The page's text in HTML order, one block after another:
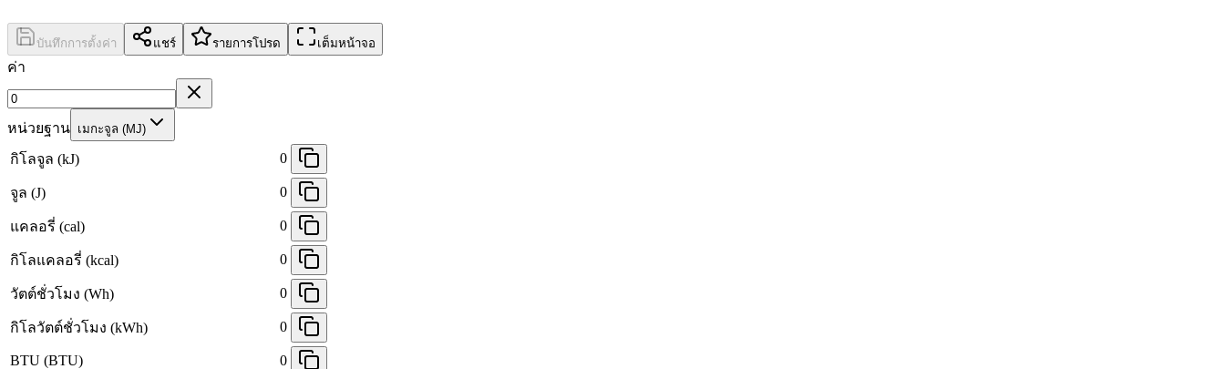
บันทึกการตั้งค่า แชร์ รายการโปรด เต็มหน้าจอ
ค่า
หน่วยฐาน เมกะจูล (MJ)
กิโลจูล (kJ) 0
จูล (J) 0
แคลอรี่ (cal) 0
กิโลแคลอรี่ (kcal) 0
วัตต์ชั่วโมง (Wh) 0
กิโลวัตต์ชั่วโมง (kWh) 0
BTU (BTU) 0